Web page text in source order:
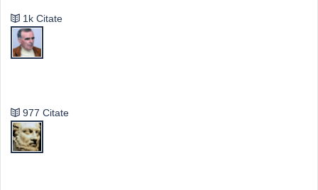
1k Citate
977 Citate